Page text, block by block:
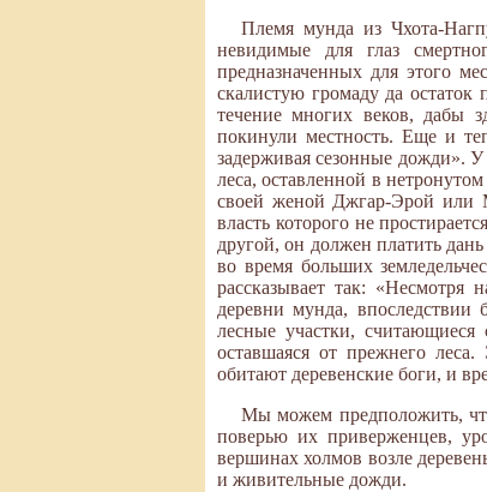
Племя мунда из Чхота-
невидимые для глаз
предназначенных для этого
скалистую громаду да
течение многих веков, дабы
покинули местность. Еще и
задерживая сезонные дожди».
леса, оставленной в
своей женой Джгар-Эрой или
власть которого не
другой, он должен платить
во время больших
рассказывает так: «Несмотря
деревни мунда, впоследствии
лесные участки,
оставшаяся от прежнего
обитают деревенские боги, и
Мы можем предположить,
поверью их приверженцев,
вершинах холмов возле
и живительные дожди.